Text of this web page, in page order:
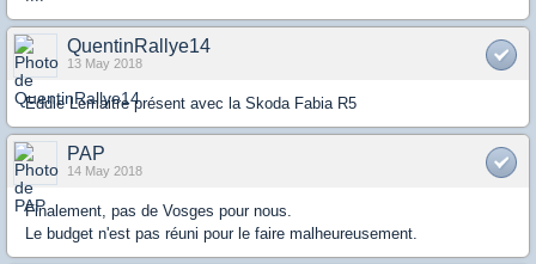
QuentinRallye14
13 May 2018
Eddie Lemaitre présent avec la Skoda Fabia R5
PAP
14 May 2018
Finalement, pas de Vosges pour nous.
Le budget n'est pas réuni pour le faire malheureusement.